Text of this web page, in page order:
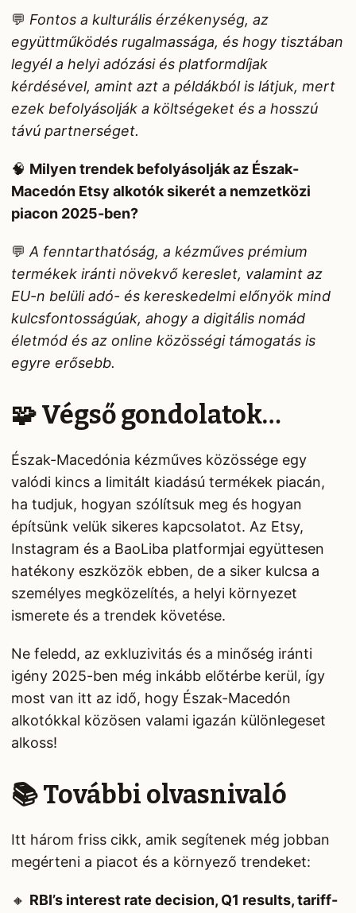
💬 Fontos a kulturális érzékenység, az
együttműködés rugalmassága, és hogy tisztában
legyél a helyi adózási és platformdíjak
kérdésével, amint azt a példákból is látjuk, mert
ezek befolyásolják a költségeket és a hosszú
távú partnerséget.
🧠 Milyen trendek befolyásolják az Észak-
Macedón Etsy alkotók sikerét a nemzetközi
piacon 2025-ben?
💬A fenntarthatóság, a kézműves prémium
termékek iránti növekvő kereslet, valamint az
EU-n belüli adó- és kereskedelmi előnyök mind
kulcsfontosságúak, ahogy a digitális nomád
életmód és az online közösségi támogatás is
egyre erősebb.
🧩 Végső gondolatok…
Észak-Macedónia kézműves közössége egy
valódi kincs a limitált kiadású termékek piacán,
ha tudjuk, hogyan szólítsuk meg és hogyan
építsünk velük sikeres kapcsolatot. Az Etsy,
Instagram és a BaoLiba platformjai együttesen
hatékony eszközök ebben, de a siker kulcsa a
személyes megközelítés, a helyi környezet
ismerete és a trendek követése.
Ne feledd, az exkluzivitás és a minőség iránti
igény 2025-ben még inkább előtérbe kerül, így
most van itt az idő, hogy Észak-Macedón
alkotókkal közösen valami igazán különlegeset
alkoss!
📚 További olvasnivaló
Itt három friss cikk, amik segítenek még jobban
megérteni a piacot és a környező trendeket:
🔸 RBI’s interest rate decision, Q1 results, tariff-